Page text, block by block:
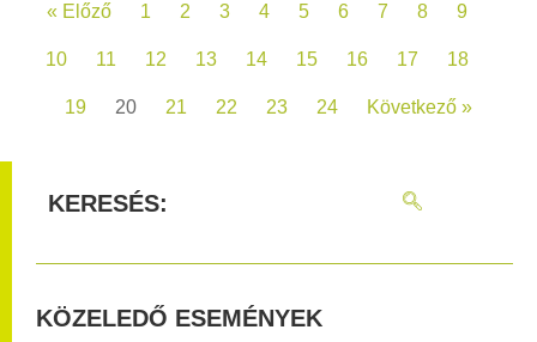
« Előző 1 2 3 4 5 6 7 8 9
10 11 12 13 14 15 16 17 18
19 20 21 22 23 24 Következő »
KERESÉS:
KÖZELEDŐ ESEMÉNYEK